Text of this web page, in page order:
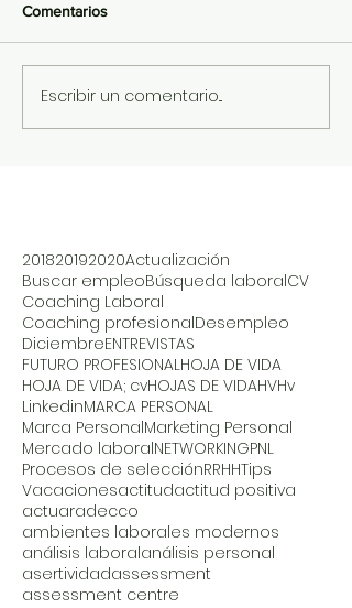
Comentarios
Escribir un comentario...
201820192020Actualización
Buscar empleoBúsqueda laboralCV
Coaching Laboral
Coaching profesionalDesempleo
DiciembreENTREVISTAS
FUTURO PROFESIONALHOJA DE VIDA
HOJA DE VIDA; cvHOJAS DE VIDAHVHv
LinkedinMARCA PERSONAL
Marca PersonalMarketing Personal
Mercado laboralNETWORKINGPNL
Procesos de selecciónRRHHTips
Vacacionesactitudactitud positiva
actuaradecco
ambientes laborales modernos
análisis laboralanálisis personal
asertividadassessment
assessment centre